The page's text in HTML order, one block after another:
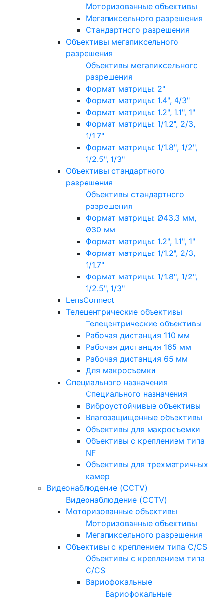
Моторизованные объективы
Мегапиксельного разрешения
Стандартного разрешения
Объективы мегапиксельного
разрешения
Объективы мегапиксельного
разрешения
Формат матрицы: 2"
Формат матрицы: 1.4", 4/3"
Формат матрицы: 1.2", 1.1", 1"
Формат матрицы: 1/1.2", 2/3,
1/1.7"
Формат матрицы: 1/1.8'', 1/2",
1/2.5", 1/3"
Объективы стандартного
разрешения
Объективы стандартного
разрешения
Формат матрицы: Ø43.3 мм,
Ø30 мм
Формат матрицы: 1.2", 1.1", 1"
Формат матрицы: 1/1.2", 2/3,
1/1.7"
Формат матрицы: 1/1.8'', 1/2",
1/2.5", 1/3"
LensConnect
Телецентрические объективы
Телецентрические объективы
Рабочая дистанция 110 мм
Рабочая дистанция 165 мм
Рабочая дистанция 65 мм
Для макросъемки
Специального назначения
Специального назначения
Виброустойчивые объективы
Влагозащищенные объективы
Объективы для макросъемки
Объективы с креплением типа
NF
Объективы для трехматричных
камер
Видеонаблюдение (CCTV)
Видеонаблюдение (CCTV)
Моторизованные объективы
Моторизованные объективы
Мегапиксельного разрешения
Объективы с креплением типа C/CS
Объективы с креплением типа
C/CS
Вариофокальные
Вариофокальные